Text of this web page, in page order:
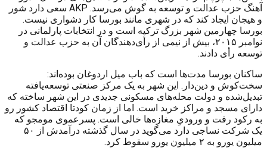
آهنگ حزب عدالت و توسعه به گوش می‌رسد. AKP سعی دارد شور
و هیجان ایجاد کند که در شهری مانند بورسا کار دشواری نیست.
بورسا چهارمین شهر بزرگ ترکیه است و در انتخابات پارلمانی در
نوامبر ۲۰۱۵، بیش از نیمی از رأی‌دهندگان آن به حزب عدالت و
توسعه رأی دادند.
ساکنان بورسا مدت‌ها است که باب میل اردوغان بوده‌اند:
سخت‌کوش و دین‌دار. این شهر به یک مرکز صنعتی توسعه‌یافته
تبدیل‌شده و دولت محله‌های مسکونی جدیدی در این شهر ساخته که
دارای مسجد و مراکز خرید است. اما از زمان کودتا اقتصاد کشور رو
به رکود رفت و ورودیِ مغازه‌ها خالی است. پسرعموی مومجو که
یک شرکت نساجی دارد می‌گوید در سال گذشته درآمدش از ۵۰
میلیون یورو به ۲ میلیون یورو سقوط کرد.